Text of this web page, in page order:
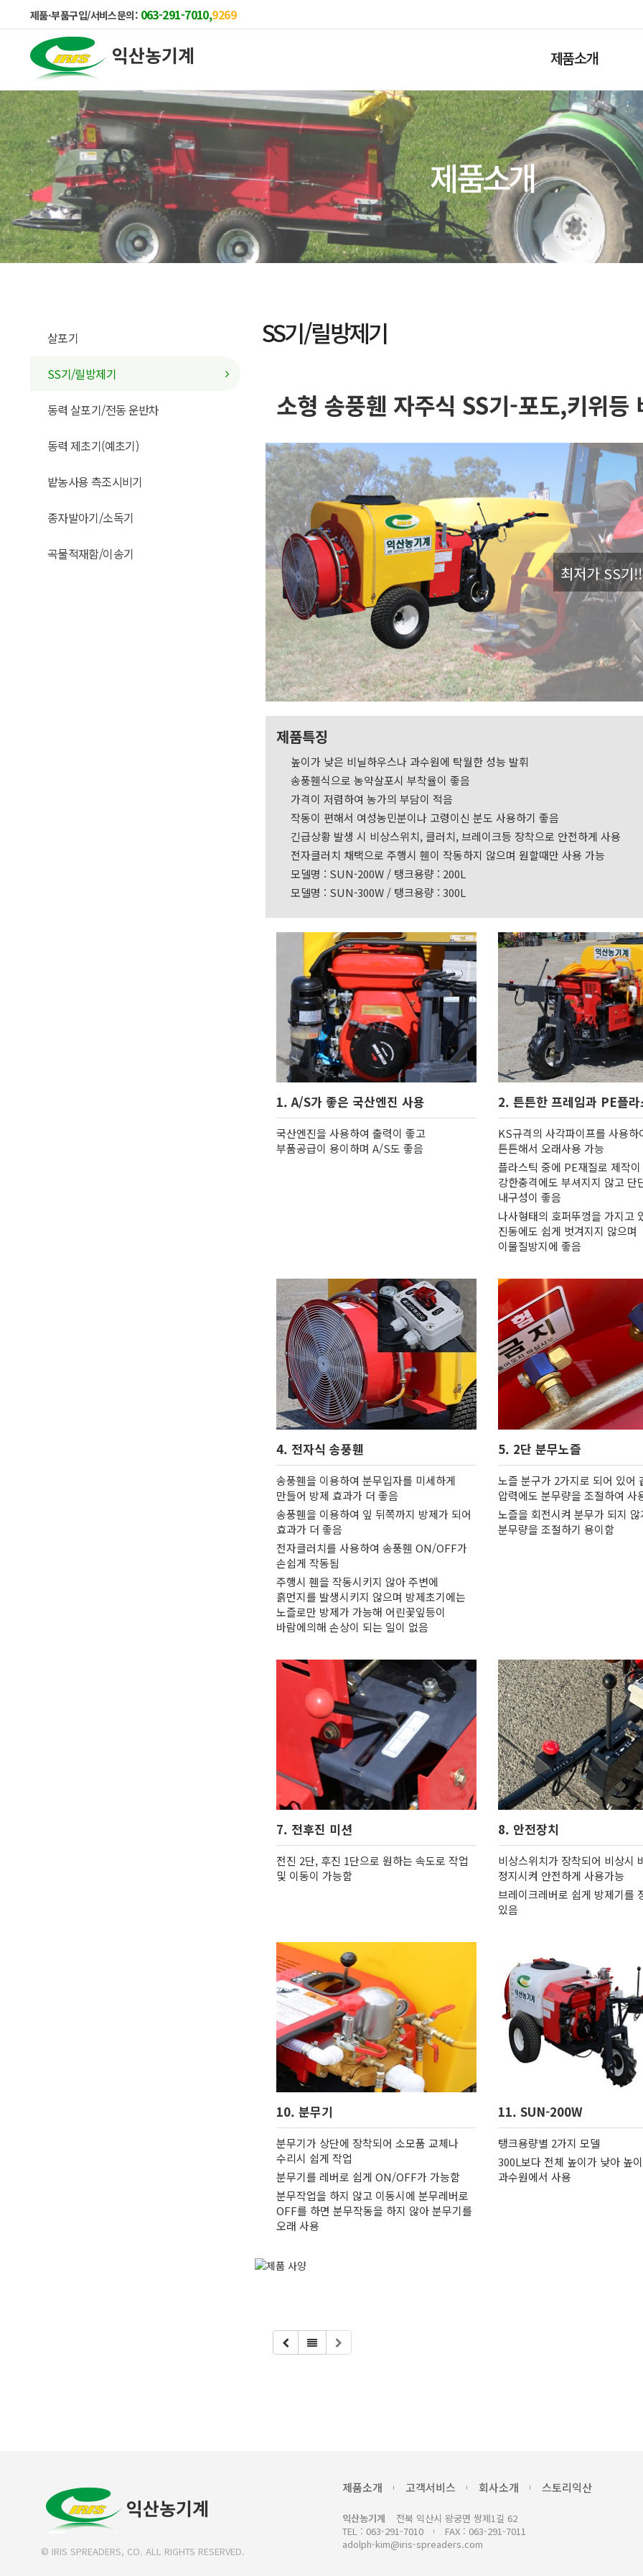
제품·부품구입/서비스문의: 063-291-7010,9269
익산농기계 제품소개
제품소개
살포기
SS기/릴방제기
동력 살포기/전동 운반차
동력 제초기(예초기)
밭농사용 측조시비기
종자발아기/소독기
곡물적재함/이송기
SS기/릴방제기
소형 송풍휀 자주식 SS기-포도,키위등
최저가 SS기
제품특징
높이가 낮은 비닐하우스나 과수원에 탁월한 성능 발휘
송풍휀식으로 농약살포시 부착율이 좋음
가격이 저렴하여 농가의 부담이 적음
작동이 편해서 여성농민분이나 고령이신 분도 사용하기 좋음
긴급상황 발생 시 비상스위치, 클러치, 브레이크등 장착으로 안전하게 사용
전자클러치 채택으로 주행시 휀이 작동하지 않으며 원할때만 사용 가능
모델명 : SUN-200W / 탱크용량 : 200L
모델명 : SUN-300W / 탱크용량 : 300L
1. A/S가 좋은 국산엔진 사용
국산엔진을 사용하여 출력이 좋고
부품공급이 용이하며 A/S도 좋음
2. 튼튼한 프레임과 PE플
KS규격의 사각파이프를 사용하
튼튼해서 오래사용 가능
플라스틱 중에 PE재질로 제작
강한충격에도 부셔지지 않고 단
내구성이 좋음
나사형태의 호퍼뚜껑을 가지고
진동에도 쉽게 벗겨지지 않으며
이물질방지에 좋음
4. 전자식 송풍휀
송풍휀을 이용하여 분무입자를 미세하게
만들어 방제 효과가 더 좋음
송풍휀을 이용하여 잎 뒤쪽까지 방제가 되어
효과가 더 좋음
전자클러치를 사용하여 송풍휀 ON/OFF가
손쉽게 작동됨
주행시 휀을 작동시키지 않아 주변에
흙먼지를 발생시키지 않으며 방제초기에는
노즐로만 방제가 가능해 어린꽃잎등이
바람에의해 손상이 되는 일이 없음
5. 2단 분무노즐
노즐 분구가 2가지로 되어 있어
압력에도 분무량을 조절하여 사
노즐을 회전시켜 분무가 되지
분무량을 조절하기 용이함
7. 전후진 미션
전진 2단, 후진 1단으로 원하는 속도로 작업
및 이동이 가능함
8. 안전장치
비상스위치가 장착되어 비상시
정지시켜 안전하게 사용가능
브레이크레버로 쉽게 방제기를
있음
10. 분무기
분무기가 상단에 장착되어 소모품 교체나
수리시 쉽게 작업
분무기를 레버로 쉽게 ON/OFF가 가능함
분무작업을 하지 않고 이동시에 분무레버로
OFF를 하면 분무작동을 하지 않아 분무기를
오래 사용
11. SUN-200W
탱크용량별 2가지 모델
300L보다 전체 높이가 낮아 높
과수원에서 사용
익산농기계
© IRIS SPREADERS, CO. ALL RIGHTS RESERVED.
제품소개 고객서비스 회사소개 스토리익산
익산농기계
전북 익산시 왕궁면 쌍제1길 62
TEL : 063-291-7010
FAX : 063-291-7011
adolph-kim@iris-spreaders.com